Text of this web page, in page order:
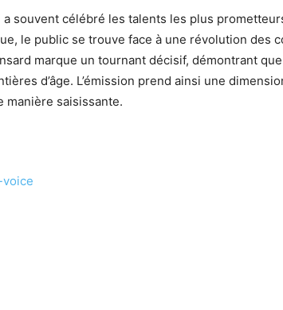
a souvent célébré les talents les plus
le public se trouve face à une révolution des
marque un tournant décisif, démontrant
d’âge. L’émission prend ainsi une
manière saisissante.